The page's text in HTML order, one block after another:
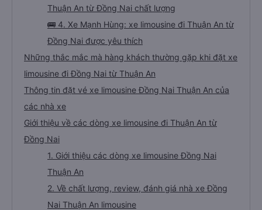
Thuận An từ Đồng Nai chất lượng
🚌 4. Xe Mạnh Hùng: xe limousine đi Thuận An từ
Đồng Nai được yêu thích
Những thắc mắc mà hàng khách thường gặp khi đặt xe
limousine đi Đồng Nai từ Thuận An
Thông tin đặt vé xe limousine Đồng Nai Thuận An của
các nhà xe
Giới thiệu về các dòng xe limousine đi Thuận An từ
Đồng Nai
1. Giới thiệu các dòng xe limousine Đồng Nai
Thuận An
2. Về chất lượng, review, đánh giá nhà xe Đồng
Nai Thuận An limousine